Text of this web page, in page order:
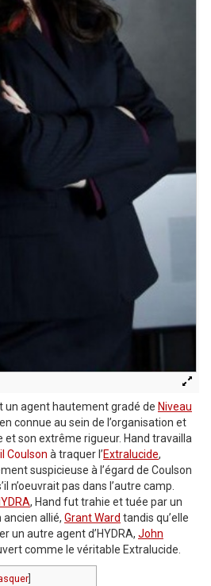
un agent hautement gradé de Niveau
connue au sein de l’organisation et
son extrême rigueur. Hand travailla
Coulson à traquer l’Extralucide,
suspicieuse à l’égard de Coulson
n’oeuvrait pas dans l’autre camp.
, Hand fut trahie et tuée par un
ancien allié, Grant Ward tandis qu’elle
un autre agent d’HYDRA, John
comme le véritable Extralucide.
]